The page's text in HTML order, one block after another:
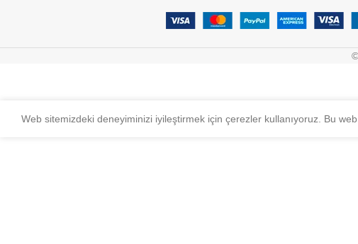
Web sitemizdeki deneyiminizi iyileştirmek için çerezler kullanıyoruz. Bu